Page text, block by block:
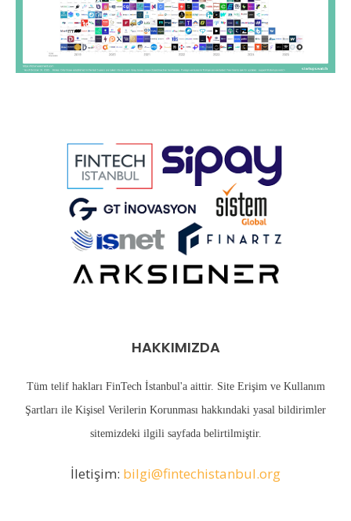
HAKKIMIZDA
Tüm telif hakları FinTech İstanbul'a aittir. Site Erişim ve Kullanım
Şartları ile Kişisel Verilerin Korunması hakkındaki yasal bildirimler
sitemizdeki ilgili sayfadabelirtilmiştir.
İletişim: bilgi@fintechistanbul.org